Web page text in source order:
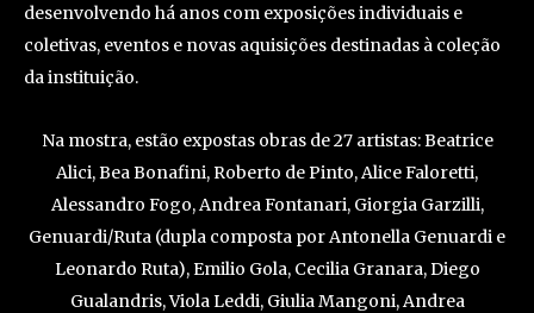
desenvolvendo há anos com exposições individuais e
coletivas, eventos e novas aquisições destinadas à coleção
da instituição.
Na mostra, estão expostas obras de 27 artistas: Beatrice
Alici, Bea Bonafini, Roberto de Pinto, Alice Faloretti,
Alessandro Fogo, Andrea Fontanari, Giorgia Garzilli,
Genuardi/Ruta (dupla composta por Antonella Genuardi e
Leonardo Ruta), Emilio Gola, Cecilia Granara, Diego
Gualandris, Viola Leddi, Giulia Mangoni, Andrea